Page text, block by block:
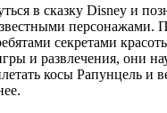
в сказку Disney и
персонажами.
секретами
и развлечения, они
косы Рапунцель и